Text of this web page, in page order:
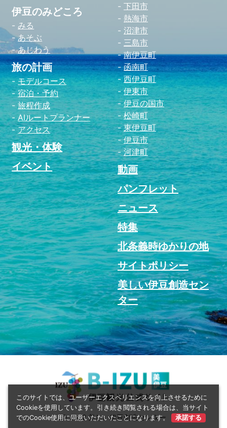
このサイトでは、ユーザーエクスペリエンスを向上させるために
Cookieを使用しています。引き続き閲覧される場合は、当サイト
でのCookie使用に同意いただいたことになります。
承諾する
伊豆のみどころ
みる
あそぶ
あじわう
旅の計画
モデルコース
宿泊・予約
旅程作成
AIルートプランナー
アクセス
観光・体験
イベント
下田市
熱海市
沼津市
三島市
南伊豆町
函南町
西伊豆町
伊東市
伊豆の国市
松崎町
東伊豆町
伊豆市
河津町
動画
パンフレット
ニュース
特集
北条義時ゆかりの地
サイトポリシー
美しい伊豆創造セン
ター
© 2022 美しい伊豆創造センター